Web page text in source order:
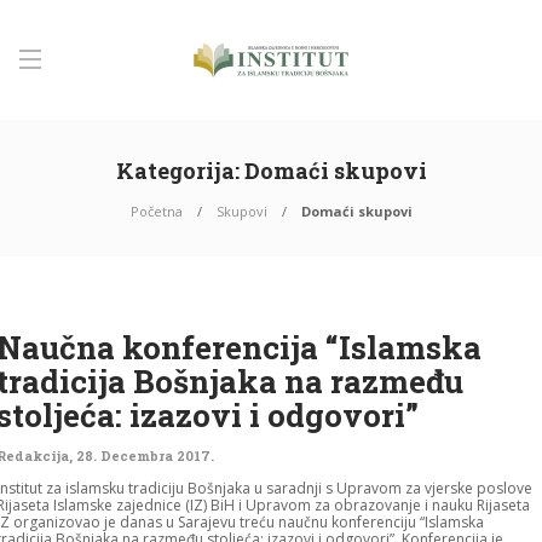
Kategorija:Domaći skupovi
Početna Skupovi Domaći skupovi
konferencija “Islamska
Bošnjaka na razmeđu
izazovi i odgovori”
, 28. Decembra 2017.
za islamsku tradiciju Bošnjaka u saradnji s Upravom za vjerske poslove
Islamske zajednice (IZ) BiH i Upravom za obrazovanje i nauku Rijaseta
organizovao je danas u Sarajevu treću naučnu konferenciju “Islamska